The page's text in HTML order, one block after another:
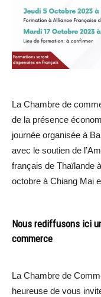
La Chambre de
de la présence
journée organisée à
avec le soutien de
français de Thaïlande
octobre à Chiang Mai
Nous rediffusons ici
commerce
La Chambre de
heureuse de vous